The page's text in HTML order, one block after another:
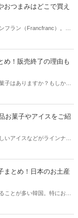
おつまみはどこで買え
フラン（Francfranc）。そ
め！販売終了の理由も
子はありますか？もしかす
お菓子やアイスをご紹
いアイスなどがラインナッ
アイスをご紹介します！
まとめ！日本のお土産
ことが多い韓国。特にお菓